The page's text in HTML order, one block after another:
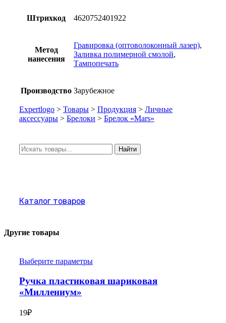
Штрихкод 4620752401922
Метод
нанесения
Гравировка (оптоволоконный лазер),
Заливка полимерной смолой,
Тампопечать
Производство Зарубежное
Expertlogo > Товары > Продукция > Личные
аксессуары > Брелоки > Брелок «Mars»
Искать: Найти
Каталог товаров
Другие товары
Выберите параметры
Ручка пластиковая шариковая
«Миллениум»
19₽